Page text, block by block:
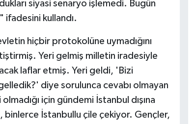
siyasi senaryo işlemedi. Bugün
ifadesini kullandı.
hiçbir protokolüne uymadığını
Yeri gelmiş milletin iradesiyle
laflar etmiş. Yeri geldi, 'Bizi
diye sorulunca cevabı olmayan
için gündemi İstanbul dışına
binlerce İstanbullu çile çekiyor. Gençler,